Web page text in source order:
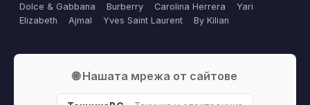
Dolce & Gabbana
Burberry Carolina Herrera
Yari
Elizabeth
Ajmal Yves Saint Laurent By Kilian
🌐 Нашата мрежа от сайтове